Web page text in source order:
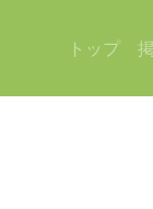
トップ